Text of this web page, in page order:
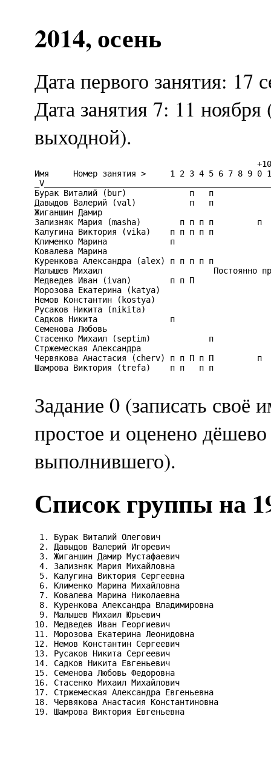
2014, осень
Дата первого занятия: 17
Дата занятия 7: 11
выходной).
                                              +10
Имя     Номер занятия >     1 2 3 4 5 6 7 8 9 0
Бурак Виталий (bur)             п   п
Давыдов Валерий (val)           п   п
Жиганшин Дамир
Зализняк Мария (masha)        п п п п
Калугина Виктория (vika)    п п п п п
Клименко Марина             п
Ковалева Марина
Куренкова Александра (alex) п п п п п
Малышев Михаил                       Постоянно
Медведев Иван (ivan)        п п П
Морозова Екатерина (katya)
Немов Константин (kostya)
Русаков Никита (nikita)
Садков Никита               п
Семенова Любовь
Стасенко Михаил (septim)            п
Стржемеская Александра
Червякова Анастасия (cherv) п п П п П
Шамрова Виктория (trefa)    п п   п п
Задание 0 (записать своё
простое и оценено
выполнившего).
Список группы на
1. Бурак Виталий Олегович
2. Давыдов Валерий Игоревич
3. Жиганшин Дамир Мустафаевич
4. Зализняк Мария Михайловна
5. Калугина Виктория Сергеевна
6. Клименко Марина Михайловна
7. Ковалева Марина Николаевна
8. Куренкова Александра Владимировна
9. Малышев Михаил Юрьевич
10. Медведев Иван Георгиевич
11. Морозова Екатерина Леонидовна
12. Немов Константин Сергеевич
13. Русаков Никита Сергеевич
14. Садков Никита Евгеньевич
15. Семенова Любовь Федоровна
16. Стасенко Михаил Михайлович
17. Стржемеская Александра Евгеньевна
18. Червякова Анастасия Константиновна